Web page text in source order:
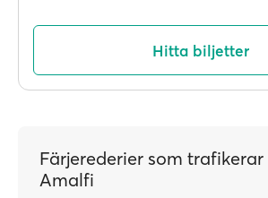
Hitta biljetter
Färjerederier som trafikerar
Amalfi